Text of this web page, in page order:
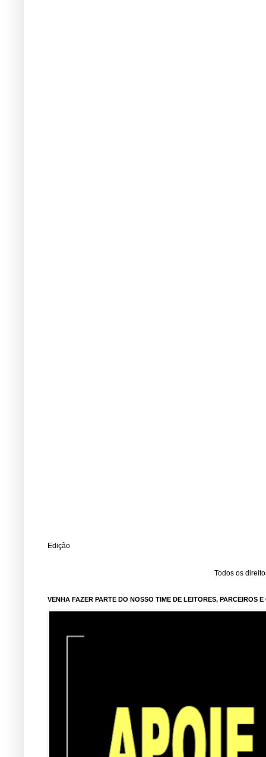
Edição
Todos os
VENHA FAZER PARTE DO NOSSO TIME DE LEITORES, PARCEIROS